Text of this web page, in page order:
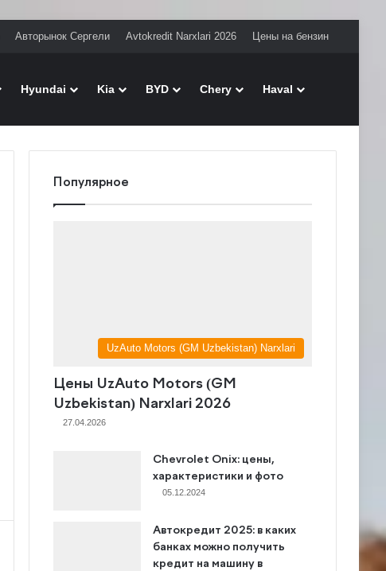
Авторынок Сергели Avtokredit Narxlari 2026 Цены на бензин
Hyundai Kia BYD Chery Haval
Популярное
UzAuto Motors (GM Uzbekistan) Narxlari
Цены UzAuto Motors (GM
Uzbekistan) Narxlari 2026
27.04.2026
Chevrolet Onix: цены,
характеристики и фото
05.12.2024
Автокредит 2025: в каких
банках можно получить
кредит на машину в